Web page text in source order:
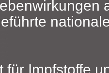
für Impfstoffe